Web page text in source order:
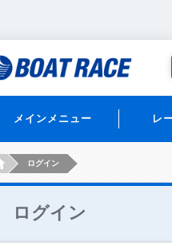
メインメニュー レ
HOMEログイン
ログイン